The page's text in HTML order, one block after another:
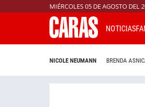
MIÉRCOLES 05 DE AGOSTO DEL
NOTICIAS
NICOLE NEUMANN BRENDA